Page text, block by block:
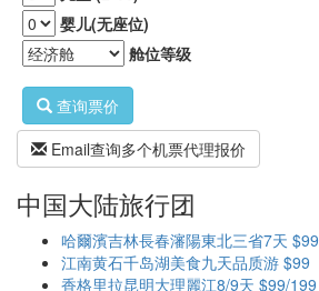
婴儿(无座位)
舱位等级
查询票价
Email查询多个机票代理报价
中国大陆旅行团
哈爾濱吉林長春瀋陽東北三省7天 $99
江南黄石千岛湖美食九天品质游 $99
香格里拉昆明大理麗江8/9天 $99/199